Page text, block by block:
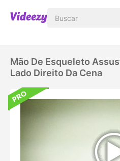
Mão De Esqueleto
Lado Direito Da Cena